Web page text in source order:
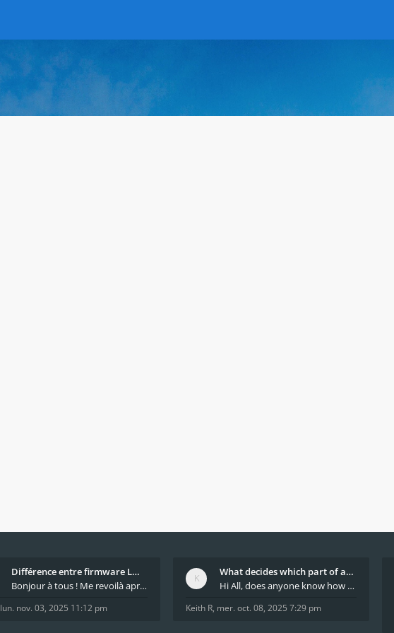
Différence entre firmware LMFAO_V4_8_0 et du GRBL
Bonjour à tous ! Me revoilà après 5 ans de pause
lun. nov. 03, 2025 11:12 pm
What decides which part of an airfoil is the extra
Hi All, does anyone know how Jedicut decides which
Keith R, mer. oct. 08, 2025 7:29 pm